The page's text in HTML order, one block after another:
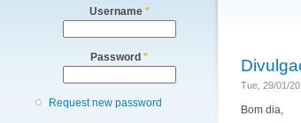
Username *
Password *
Request new password
Tue, 29/01/
Bom dia,